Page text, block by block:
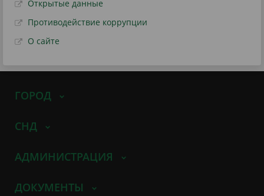
Открытые данные
Противодействие коррупции
О сайте
ГОРОД
СНД
АДМИНИСТРАЦИЯ
ДОКУМЕНТЫ